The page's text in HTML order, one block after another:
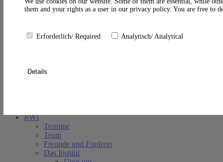
Suche schließen
RWI
Termine
Team
Freunde und Förderer
Das Institut
them and your rights as a user in our privacy policy. You are free to
Erforderlich/ Required Analytisch/ Analytical
Details